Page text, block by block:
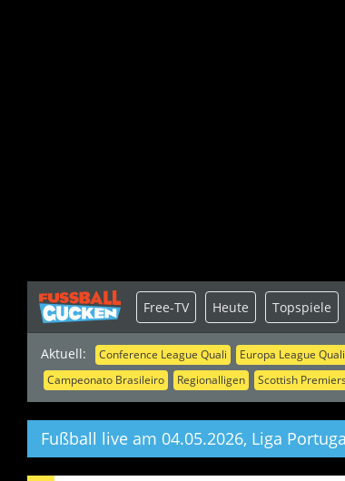
Aktuell: Conference League Quali Europa League Quali
Campeonato Brasileiro
Regionalligen Scottish
Free-TV Heute Topspiele
Fußball live am 04.05.2026, Liga